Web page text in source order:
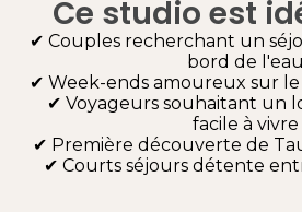
Ce studio est
✔ Couples recherchant un
bord de l'eau
✔ Week-ends amoureux sur le
✔ Voyageurs souhaitant un
facile à vivre
✔ Première découverte de
✔ Courts séjours détente